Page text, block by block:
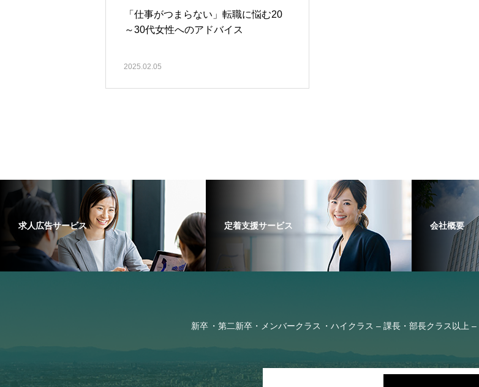
「仕事がつまらない」転職に悩む20
～30代女性へのアドバイス
2025.02.05
求人広告サービス 定着支援サービス 会社概要
新卒 第二新卒・メンバークラス ハイクラス – 課長・部長クラス以上 –